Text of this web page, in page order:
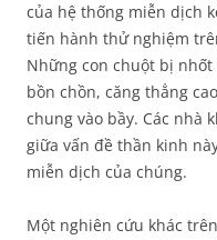
của hệ thống miễn dịch
tiến hành thử nghiệm
Những con chuột bị
bồn chồn, căng thẳng
chung vào bầy. Các nhà
giữa vấn đề thần kinh
miễn dịch của chúng.
Một nghiên cứu khác